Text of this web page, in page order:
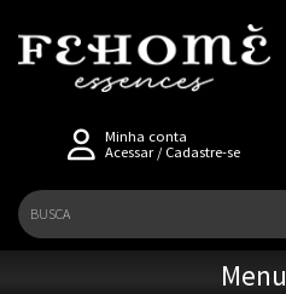
Minha conta
Acessar/ Cadastre-se
Menu